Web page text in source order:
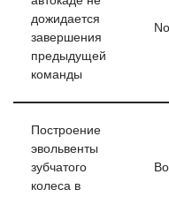
дожидается
завершения
предыдущей
команды
Построение
эвольвенты
зубчатого
колеса в